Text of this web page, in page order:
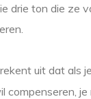
drie ton die ze
rekent uit dat als
compenseren,